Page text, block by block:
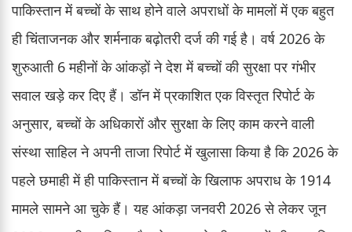
पाकिस्तान में बच्चों के साथ होने वाले अपराधों के मामलों में एक बहुत
ही चिंताजनक और शर्मनाक बढ़ोतरी दर्ज की गई है। वर्ष 2026 के
शुरुआती 6 महीनों के आंकड़ों ने देश में बच्चों की सुरक्षा पर गंभीर
सवाल खड़े कर दिए हैं। डॉन में प्रकाशित एक विस्तृत रिपोर्ट के
अनुसार, बच्चों के अधिकारों और सुरक्षा के लिए काम करने वाली
संस्था साहिल ने अपनी ताजा रिपोर्ट में खुलासा किया है कि 2026 के
पहले छमाही में ही पाकिस्तान में बच्चों के खिलाफ अपराध के 1914
मामले सामने आ चुके हैं। यह आंकड़ा जनवरी 2026 से लेकर जून